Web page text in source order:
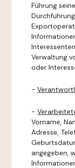
Führung
Verwaltung
oder
-
-
Vorname,
Adresse,
angegeben,